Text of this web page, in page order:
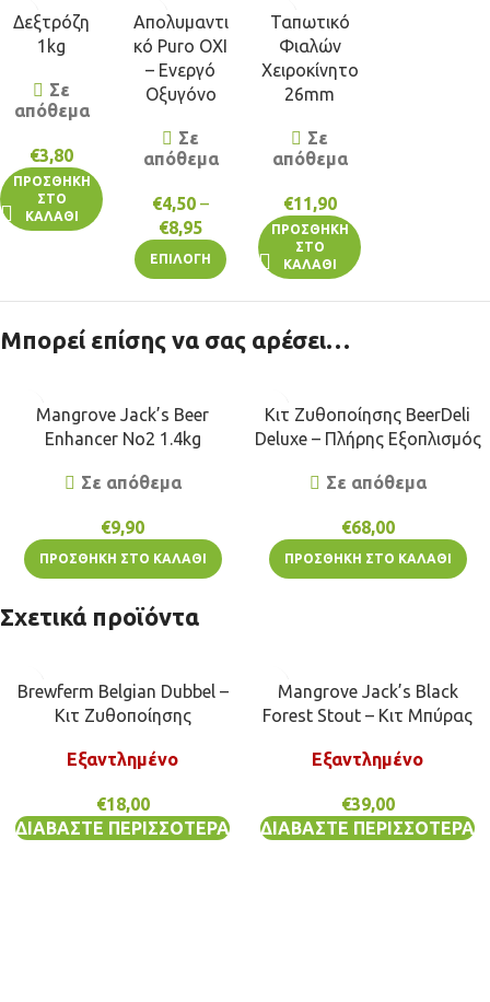
Δεξτρόζη
1kg
Σε
απόθεμα
€3,80
ΠΡΟΣΘΉΚΗ
ΣΤΟ
ΚΑΛΆΘΙ
Απολυμαντι
κό Puro OXI
– Ενεργό
Οξυγόνο
Σε
απόθεμα
€4,50 –
€8,95
ΕΠΙΛΟΓΉ
Ταπωτικό
Φιαλών
Χειροκίνητο
26mm
Σε
απόθεμα
€11,90
ΠΡΟΣΘΉΚΗ
ΣΤΟ
ΚΑΛΆΘΙ
Μπορεί επίσης να σας αρέσει…
Mangrove Jack’s Beer
Enhancer No2 1.4kg
Σε απόθεμα
€9,90
ΠΡΟΣΘΉΚΗ ΣΤΟ ΚΑΛΆΘΙ
Κιτ Ζυθοποίησης BeerDeli
Deluxe – Πλήρης Εξοπλισμός
Σε απόθεμα
€68,00
ΠΡΟΣΘΉΚΗ ΣΤΟ ΚΑΛΆΘΙ
Σχετικά προϊόντα
Brewferm Belgian Dubbel –
Κιτ Ζυθοποίησης
Εξαντλημένο
€18,00
ΔΙΑΒΆΣΤΕ ΠΕΡΙΣΣΌΤΕΡΑ
Mangrove Jack’s Black
Forest Stout – Κιτ Μπύρας
Εξαντλημένο
€39,00
ΔΙΑΒΆΣΤΕ ΠΕΡΙΣΣΌΤΕΡΑ